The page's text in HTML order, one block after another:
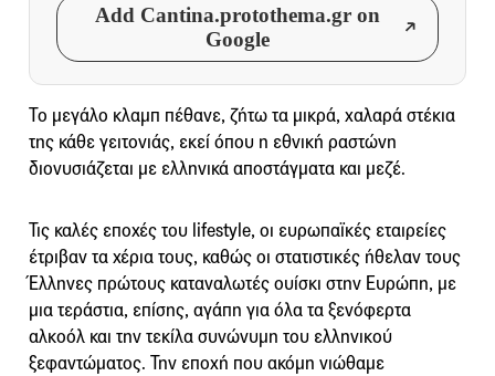
Add Cantina.protothema.gr on
Google
Το μεγάλο κλαμπ πέθανε, ζήτω τα μικρά, χαλαρά στέκια
της κάθε γειτονιάς, εκεί όπου η εθνική ραστώνη
διονυσιάζεται με ελληνικά αποστάγματα και μεζέ.
Τις καλές εποχές του lifestyle, οι ευρωπαϊκές εταιρείες
έτριβαν τα χέρια τους, καθώς οι στατιστικές ήθελαν τους
Έλληνες πρώτους καταναλωτές ουίσκι στην Ευρώπη, με
μια τεράστια, επίσης, αγάπη για όλα τα ξενόφερτα
αλκοόλ και την τεκίλα συνώνυμη του ελληνικού
ξεφαντώματος. Την εποχή που ακόμη νιώθαμε